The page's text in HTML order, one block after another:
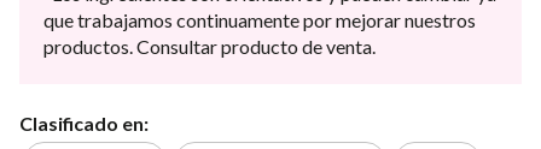
que trabajamos continuamente por mejorar nuestros
productos. Consultar producto de venta.
Clasificado en: